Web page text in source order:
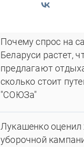
Почему спрос на
Беларуси растет,
предлагают
сколько стоит
"СОЮЗа"
Лукашенко оценил
уборочной